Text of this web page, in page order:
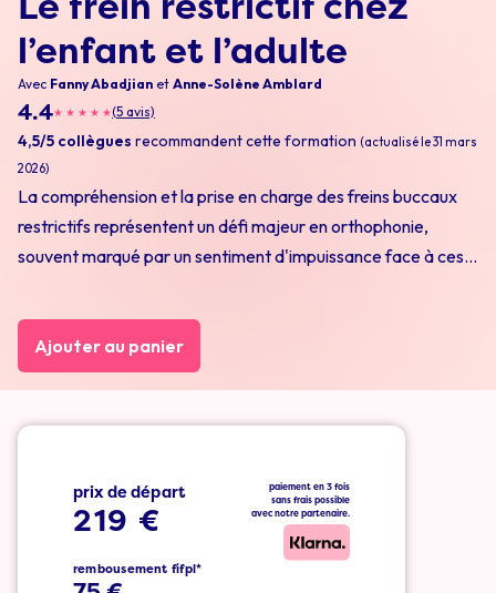
l’enfant et l’adulte
Avec Fanny Abadjian et Anne-Solène Amblard
4.4★ ★ ★ ★ ★(5 avis)
4,5/5 collègues recommandent cette formation (actualisé le 31 mars
2026)
La compréhension et la prise en charge des freins buccaux
restrictifs représentent un défi majeur en orthophonie,
souvent marqué par un sentiment d'impuissance face à ces
Ajouter au panier
prix de départ
219 €
paiement en 3 fois
sans frais possible
avec notre partenaire.
rembousement fifpl*